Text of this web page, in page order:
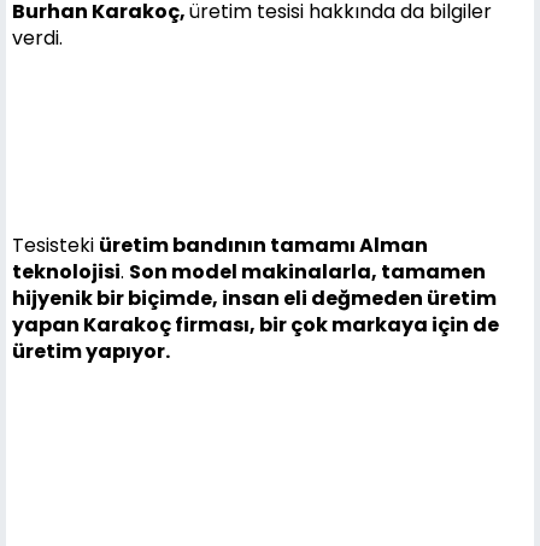
Burhan Karakoç,üretim tesisi hakkında da bilgiler
verdi.
Tesisteki üretim bandının tamamı Alman
teknolojisi. Son model makinalarla, tamamen
hijyenik bir biçimde, insan eli değmeden üretim
yapan Karakoç firması, bir çok markaya için de
üretim yapıyor.